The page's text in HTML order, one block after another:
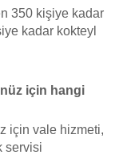
350 kişiye kadar
kadar kokteyl
için hangi
için vale hizmeti,
servisi